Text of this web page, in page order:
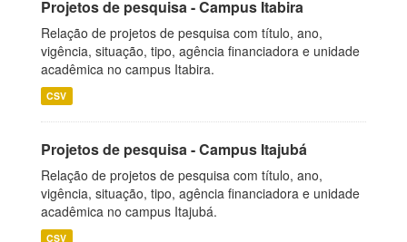
Projetos de pesquisa - Campus Itabira
Relação de projetos de pesquisa com título, ano,
vigência, situação, tipo, agência financiadora e unidade
acadêmica no campus Itabira.
CSV
Projetos de pesquisa - Campus Itajubá
Relação de projetos de pesquisa com título, ano,
vigência, situação, tipo, agência financiadora e unidade
acadêmica no campus Itajubá.
CSV